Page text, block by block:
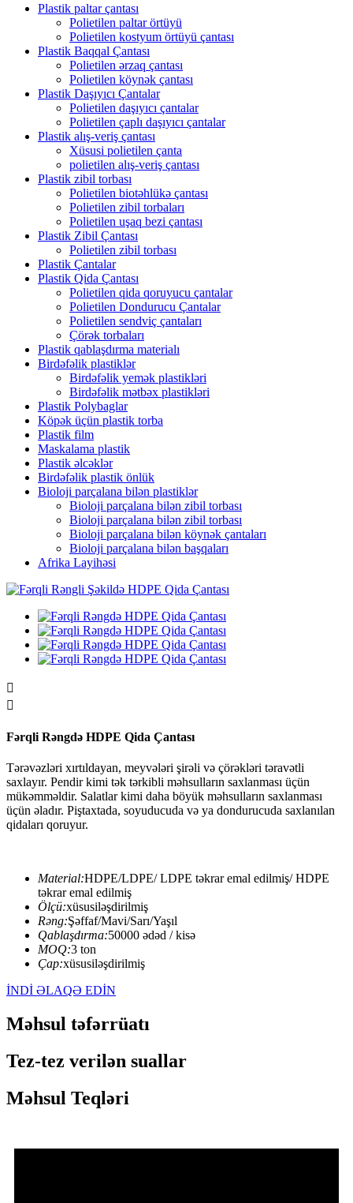
Plastik paltar çantası
Polietilen paltar örtüyü
Polietilen kostyum örtüyü çantası
Plastik Baqqal Çantası
Polietilen ərzaq çantası
Polietilen köynək çantası
Plastik Daşıyıcı Çantalar
Polietilen daşıyıcı çantalar
Polietilen çaplı daşıyıcı çantalar
Plastik alış-veriş çantası
Xüsusi polietilen çanta
polietilen alış-veriş çantası
Plastik zibil torbası
Polietilen biotəhlükə çantası
Polietilen zibil torbaları
Polietilen uşaq bezi çantası
Plastik Zibil Çantası
Polietilen zibil torbası
Plastik Çantalar
Plastik Qida Çantası
Polietilen qida qoruyucu çantalar
Polietilen Dondurucu Çantalar
Polietilen sendviç çantaları
Çörək torbaları
Plastik qablaşdırma materialı
Birdəfəlik plastiklər
Birdəfəlik yemək plastikləri
Birdəfəlik mətbəx plastikləri
Plastik Polybaglar
Köpək üçün plastik torba
Plastik film
Maskalama plastik
Plastik əlcəklər
Birdəfəlik plastik önlük
Bioloji parçalana bilən plastiklər
Bioloji parçalana bilən zibil torbası
Bioloji parçalana bilən zibil torbası
Bioloji parçalana bilən köynək çantaları
Bioloji parçalana bilən başqaları
Afrika Layihəsi


Fərqli Rəngdə HDPE Qida Çantası
Tərəvəzləri xırtıldayan, meyvələri şirəli və çörəkləri təravətli
saxlayır. Pendir kimi tək tərkibli məhsulların saxlanması üçün
mükəmməldir. Salatlar kimi daha böyük məhsulların saxlanması
üçün əladır. Piştaxtada, soyuducuda və ya dondurucuda saxlanılan
qidaları qoruyur.
Material:HDPE/LDPE/ LDPE təkrar emal edilmiş/ HDPE
təkrar emal edilmiş
Ölçü:xüsusiləşdirilmiş
Rəng:Şəffaf/Mavi/Sarı/Yaşıl
Qablaşdırma:50000 ədəd / kisə
MOQ:3 ton
Çap:xüsusiləşdirilmiş
İNDİ ƏLAQƏ EDİN
Məhsul təfərrüatı
Tez-tez verilən suallar
Məhsul Teqləri